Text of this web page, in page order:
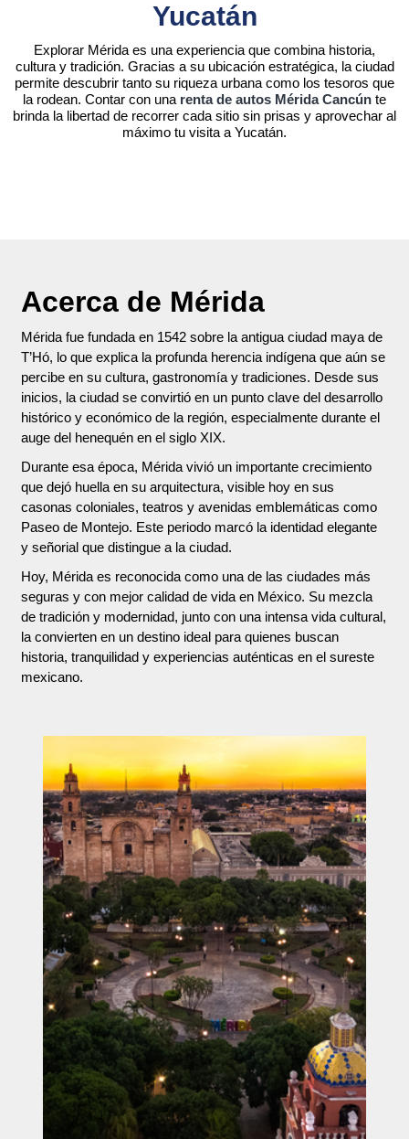
Yucatán
Explorar Mérida es una experiencia que combina historia,
cultura y tradición. Gracias a su ubicación estratégica, la ciudad
permite descubrir tanto su riqueza urbana como los tesoros que
la rodean. Contar con unarenta de autos Mérida Cancún te
brinda la libertad de recorrer cada sitio sin prisas y aprovechar al
máximo tu visita a Yucatán.
Acerca de Mérida
Mérida fue fundada en 1542 sobre la antigua ciudad maya de
T’Hó, lo que explica la profunda herencia indígena que aún se
percibe en su cultura, gastronomía y tradiciones. Desde sus
inicios, la ciudad se convirtió en un punto clave del desarrollo
histórico y económico de la región, especialmente durante el
auge del henequén en el siglo XIX.
Durante esa época, Mérida vivió un importante crecimiento
que dejó huella en su arquitectura, visible hoy en sus
casonas coloniales, teatros y avenidas emblemáticas como
Paseo de Montejo. Este periodo marcó la identidad elegante
y señorial que distingue a la ciudad.
Hoy, Mérida es reconocida como una de las ciudades más
seguras y con mejor calidad de vida en México. Su mezcla
de tradición y modernidad, junto con una intensa vida cultural,
la convierten en un destino ideal para quienes buscan
historia, tranquilidad y experiencias auténticas en el sureste
mexicano.